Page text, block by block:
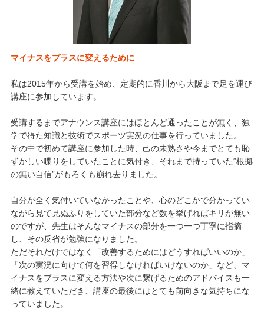
マイナスをプラスに変えるために
私は2015年から受講を始め、定期的に香川から大阪まで足を運び
講座に参加しています。
受講するまでアナウンス講座にはほとんど通ったことが無く、独
学で得た知識と技術でスポーツ実況の仕事を行っていました。
その中で初めて講座に参加した時、己の未熟さや今までとても恥
ずかしい喋りをしていたことに気付き、それまで持っていた“根拠
の無い自信”がもろくも崩れ去りました。
自分が全く気付いていなかったことや、心のどこかで分かってい
ながら見て見ぬふりをしていた部分など数を挙げればキリが無い
のですが、先生はそんなマイナスの部分を一つ一つ丁寧に指摘
し、その反省が勉強になりました。
ただそれだけではなく「改善するためにはどうすればいいのか」
「次の実況に向けて何を習得しなければいけないのか」など、マ
イナスをプラスに変える方法や次に繋げるためのアドバイスも一
緒に教えていただき、講座の最後にはとても前向きな気持ちにな
っていました。